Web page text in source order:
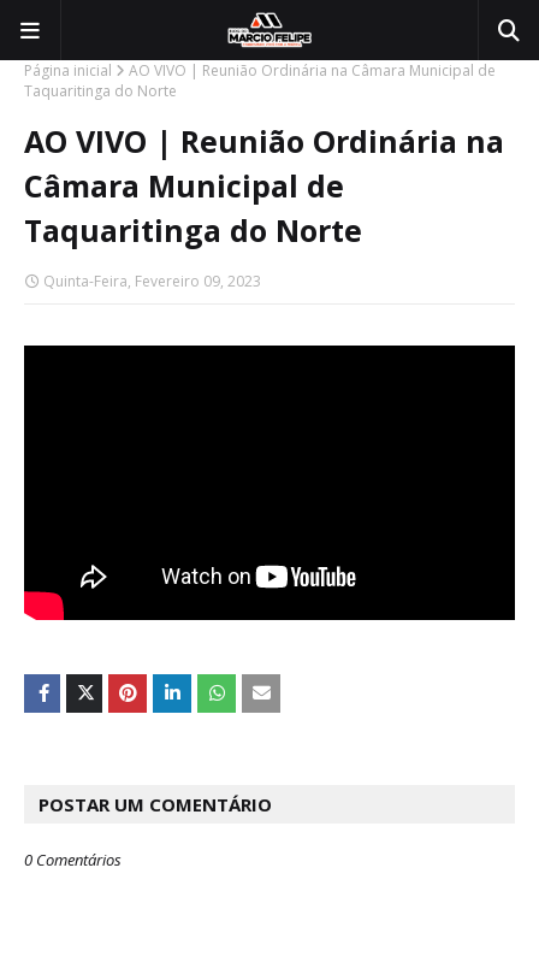
Página inicial
AO VIVO | Reunião Ordinária na Câmara Municipal de
Taquaritinga do Norte
AO VIVO | Reunião Ordinária na
Câmara Municipal de
Taquaritinga do Norte
Quinta-Feira, Fevereiro 09, 2023
POSTAR UM COMENTÁRIO
0 Comentários